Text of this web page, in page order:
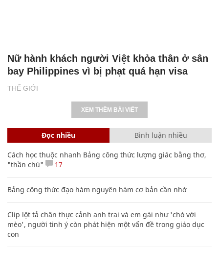
THẾ GIỚI
Nữ hành khách người Việt khỏa thân ở sân
bay Philippines vì bị phạt quá hạn visa
XEM THÊM BÀI VIẾT
Đọc nhiều Bình luận nhiều
Cách học thuộc nhanh Bảng công thức lượng giác bằng thơ,
"thần chú"
17
Bảng công thức đạo hàm nguyên hàm cơ bản cần nhớ
Clip lột tả chân thực cảnh anh trai và em gái như 'chó với
mèo', người tinh ý còn phát hiện một vấn đề trong giáo dục
con